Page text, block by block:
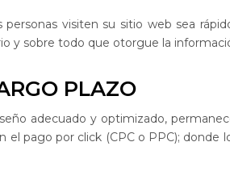
visiten su sitio web sea
y sobre todo que otorgue la
PLAZO
adecuado y optimizado,
el pago por click (CPC o PPC); donde